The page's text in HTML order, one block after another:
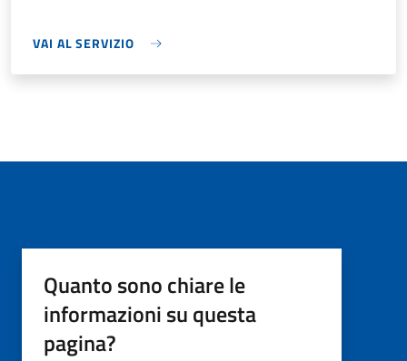
VAI AL SERVIZIO
Quanto sono chiare le
informazioni su questa
pagina?